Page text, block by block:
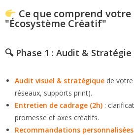
Ce que comprend votre
"Écosystème Créatif"
🔍 Phase 1 : Audit & Stratégie
Audit visuel & stratégique de
réseaux, supports print).
Entretien de cadrage (2h) :
promesse et axes créatifs.
Recommandations personnalisées